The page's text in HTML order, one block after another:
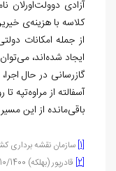
کلاسه با هزینه‌ی
از جمله امکانات
ایجاد شده‌اند،
آسفالته از مراوه‌تپه
باقی‌مانده از این
[1] سازمان نقشه برداری
[2]
قادرپور (بهلکه) 21/10/1400ش.